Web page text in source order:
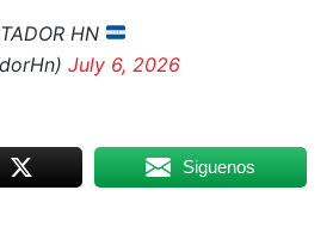
HN
July 6, 2026
Siguenos